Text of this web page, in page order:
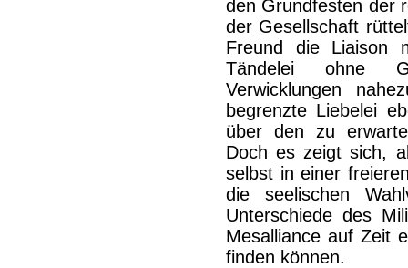
den Grundfesten der
der Gesellschaft
Freund die Liaison
Tändelei ohne
Verwicklungen
begrenzte Liebelei
über den zu
Doch es zeigt sich,
selbst in einer
die seelischen
Unterschiede des
Mesalliance auf Zeit
finden können.